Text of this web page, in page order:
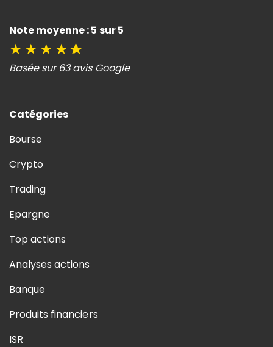
Note moyenne : 5 sur 5
★ ★ ★ ★★
Basée sur 63 avis Google
Catégories
Bourse
Crypto
Trading
Epargne
Top actions
Analyses actions
Banque
Produits financiers
ISR